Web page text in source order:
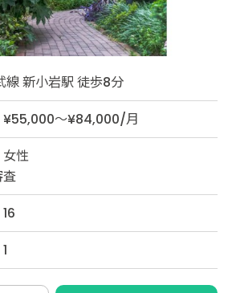
線 新小岩駅 徒歩8分
¥55,000～¥84,000/月
性
査